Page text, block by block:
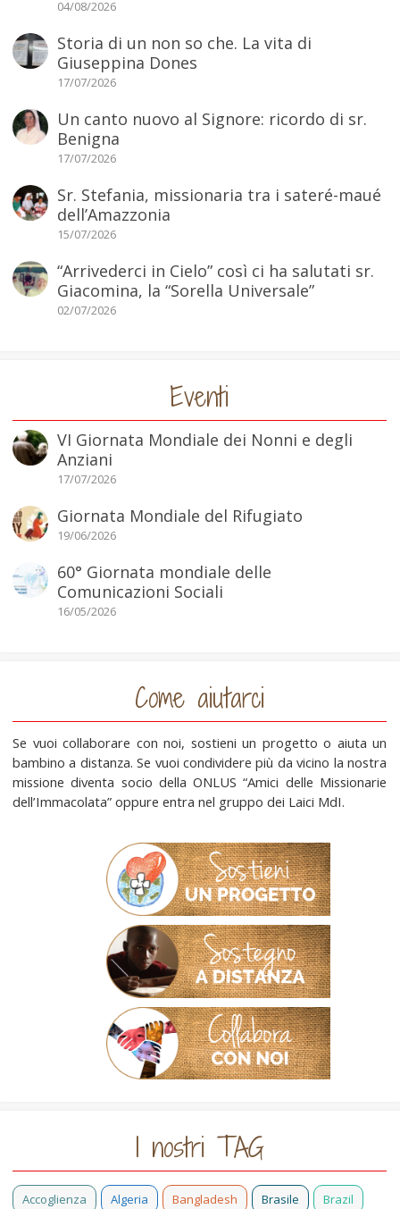
04/08/2026
Storia di un non so che. La vita di
Giuseppina Dones
17/07/2026
Un canto nuovo al Signore: ricordo di sr.
Benigna
17/07/2026
Sr. Stefania, missionaria tra i sateré-maué
dell’Amazzonia
15/07/2026
“Arrivederci in Cielo” così ci ha salutati sr.
Giacomina, la “Sorella Universale”
02/07/2026
Eventi
VI Giornata Mondiale dei Nonni e degli
Anziani
17/07/2026
Giornata Mondiale del Rifugiato
19/06/2026
60° Giornata mondiale delle
Comunicazioni Sociali
16/05/2026
Come aiutarci
Se vuoi collaborare con noi, sostieni un progetto o aiuta un
bambino a distanza. Se vuoi condividere più da vicino la nostra
missione diventa socio della ONLUS “Amici delle Missionarie
dell’Immacolata” oppure entra nel gruppo dei Laici MdI.
I nostri TAG
Accoglienza Algeria Bangladesh Brasile Brazil